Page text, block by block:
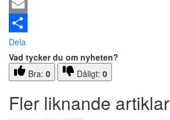
Email
Dela
Vad tycker du om nyheten?
Bra: 0 Dåligt: 0
Fler liknande artiklar